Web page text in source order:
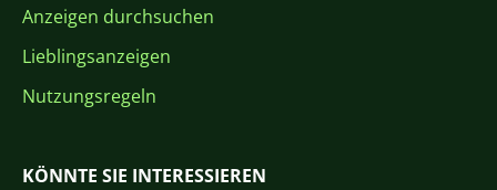
Anzeigen durchsuchen
Lieblingsanzeigen
Nutzungsregeln
KÖNNTE SIE INTERESSIEREN